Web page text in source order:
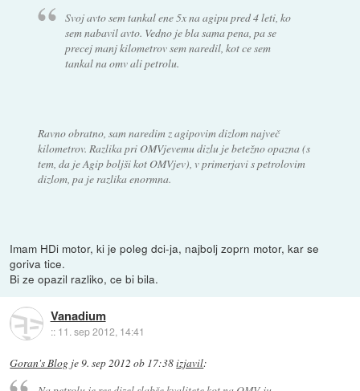
Svoj avto sem tankal ene 5x na agipu pred 4 leti, ko
sem nabavil avto. Vedno je bla sama pena, pa se
precej manj kilometrov sem naredil, kot ce sem
tankal na omv ali petrolu.
Ravno obratno, sam naredim z agipovim dizlom največ
kilometrov. Razlika pri OMVjevemu dizlu je betežno opazna (s
tem, da je Agip boljši kot OMVjev), v primerjavi s petrolovim
dizlom, pa je razlika enormna.
Imam HDi motor, ki je poleg dci-ja, najbolj zoprn motor, kar se
goriva tice.
Bi ze opazil razliko, ce bi bila.
Vanadium
:: 11. sep 2012, 14:41
Goran's Blog je9. sep 2012 ob 17:38izjavil: